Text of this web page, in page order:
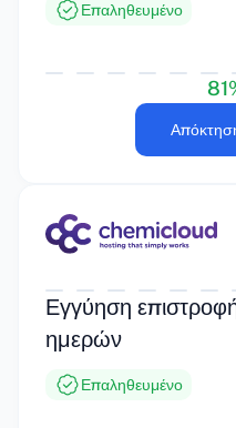
Επαληθευμένο
Εγγύηση
ημερών
Επαληθευμένο